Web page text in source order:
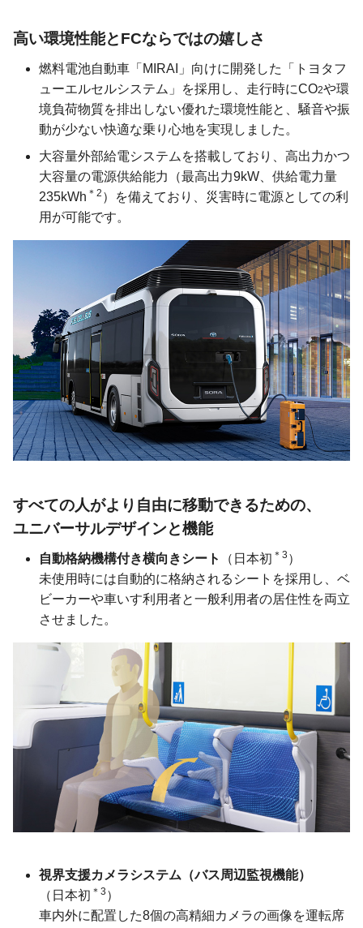
高い環境性能とFCならではの嬉しさ
燃料電池自動車「MIRAI」向けに開発した「トヨタフ
ューエルセルシステム」を採用し、走行時にCO2や環
境負荷物質を排出しない優れた環境性能と、騒音や振
動が少ない快適な乗り心地を実現しました。
大容量外部給電システムを搭載しており、高出力かつ
大容量の電源供給能力（最高出力9kW、供給電力量
235kWh ＊2 ）を備えており、災害時に電源としての利
用が可能です。
すべての人がより自由に移動できるための、
ユニバーサルデザインと機能
自動格納機構付き横向きシート （日本初 ＊3 ）
未使用時には自動的に格納されるシートを採用し、ベ
ビーカーや車いす利用者と一般利用者の居住性を両立
させました。
視界支援カメラシステム （バス周辺監視機能）
（日本初 ＊3 ）
車内外に配置した8個の高精細カメラの画像を運転席